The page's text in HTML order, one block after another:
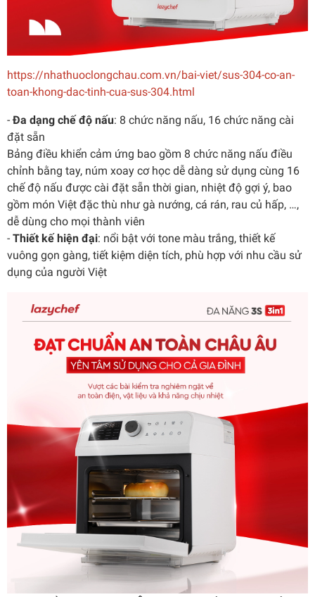
https://nhathuoclongchau.com.vn/bai-viet/sus-304-co-an-
toan-khong-dac-tinh-cua-sus-304.html
-Đa dạng chế độ nấu: 8 chức năng nấu, 16 chức năng cài
đặt sẵn
Bảng điều khiển cảm ứng bao gồm 8 chức năng nấu điều
chỉnh bằng tay, núm xoay cơ học dễ dàng sử dụng cùng 16
chế độ nấu được cài đặt sẵn thời gian, nhiệt độ gợi ý, bao
gồm món Việt đặc thù như gà nướng, cá rán, rau củ hấp, …,
dễ dùng cho mọi thành viên
- Thiết kế hiện đại: nổi bật với tone màu trắng, thiết kế
vuông gọn gàng, tiết kiệm diện tích, phù hợp với nhu cầu sử
dụng của người Việt